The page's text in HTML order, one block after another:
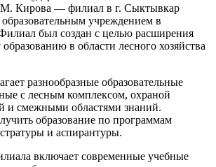
Кирова — филиал в г. Сыктывкар
учреждением в
был создан с целью расширения
в области лесного хозяйства
разнообразные образовательные
с лесным комплексом, охраной
и смежными областями знаний.
образование по программам
и аспирантуры.
включает современные учебные